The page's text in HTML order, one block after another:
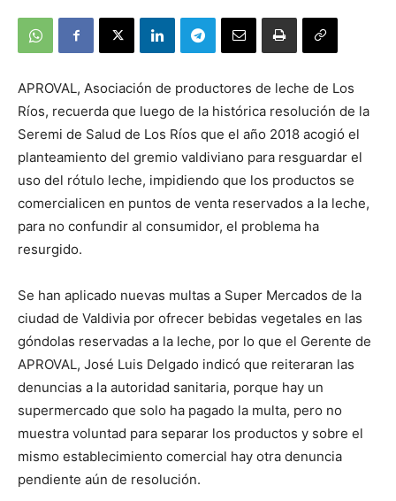
APROVAL, Asociación de productores de leche de Los
Ríos, recuerda que luego de la histórica resolución de la
Seremi de Salud de Los Ríos que el año 2018 acogió el
planteamiento del gremio valdiviano para resguardar el
uso del rótulo leche, impidiendo que los productos se
comercialicen en puntos de venta reservados a la leche,
para no confundir al consumidor, el problema ha
resurgido.
Se han aplicado nuevas multas a Super Mercados de la
ciudad de Valdivia por ofrecer bebidas vegetales en las
góndolas reservadas a la leche, por lo que el Gerente de
APROVAL, José Luis Delgado indicó que reiteraran las
denuncias a la autoridad sanitaria, porque hay un
supermercado que solo ha pagado la multa, pero no
muestra voluntad para separar los productos y sobre el
mismo establecimiento comercial hay otra denuncia
pendiente aún de resolución.